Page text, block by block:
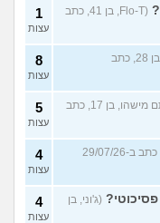
(Flo-T, בן 41, כתב
1
עצות
(נשוי, בן 28, כתב
8
עצות
(סתם מישהו, בן 17, כתב
5
עצות
(אנונימי, בן 20, כתב ב-29/07/26
4
עצות
(ג'וני, בן
4
עצות